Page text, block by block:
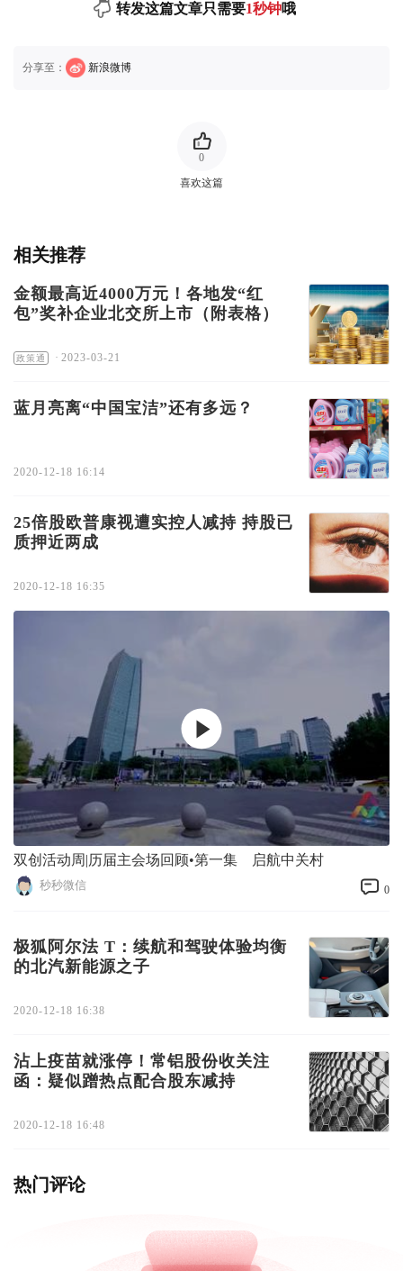
转发这篇文章只需要1秒钟哦
分享至： 新浪微博
喜欢这篇
0
相关推荐
金额最高近4000万元！各地发“红
包”奖补企业北交所上市（附表格）
政策通 · 2023-03-21
蓝月亮离“中国宝洁”还有多远？
2020-12-18 16:14
25倍股欧普康视遭实控人减持 持股已
质押近两成
2020-12-18 16:35
双创活动周|历届主会场回顾•第一集 启航中关村
秒秒微信 0
极狐阿尔法 T：续航和驾驶体验均衡
的北汽新能源之子
2020-12-18 16:38
沾上疫苗就涨停！常铝股份收关注
函：疑似蹭热点配合股东减持
2020-12-18 16:48
热门评论